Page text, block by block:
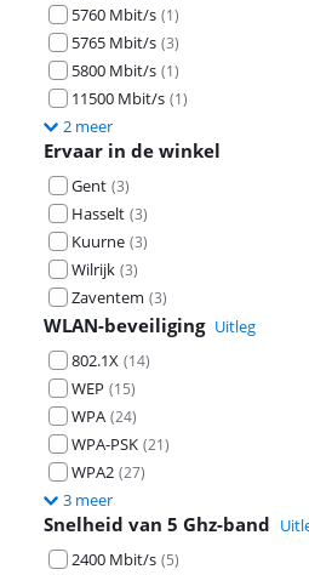
5760 Mbit/s (1)
5765 Mbit/s (3)
5800 Mbit/s (1)
11500 Mbit/s (1)
2 meer
Ervaar in de winkel
Gent (3)
Hasselt (3)
Kuurne (3)
Wilrijk (3)
Zaventem (3)
WLAN-beveiliging Uitleg
802.1X (14)
WEP (15)
WPA (24)
WPA-PSK (21)
WPA2 (27)
3 meer
Snelheid van 5 Ghz-band
2400 Mbit/s (5)